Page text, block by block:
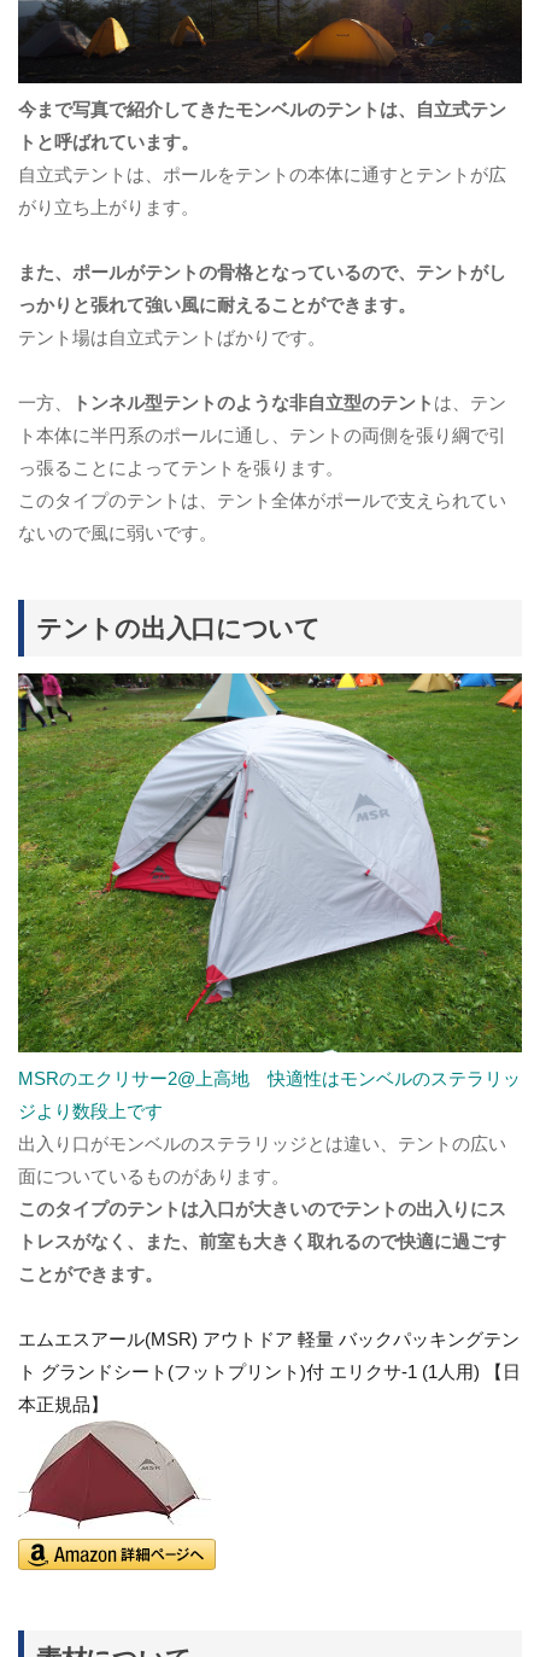
今まで写真で紹介してきたモンベルのテントは、自立式テン
トと呼ばれています。
自立式テントは、ポールをテントの本体に通すとテントが広
がり立ち上がります。
また、ポールがテントの骨格となっているので、テントがし
っかりと張れて強い風に耐えることができます。
テント場は自立式テントばかりです。
一方、 トンネル型テントのような非自立型のテント は、テン
ト本体に半円系のポールに通し、テントの両側を張り綱で引
っ張ることによってテントを張ります。
このタイプのテントは、テント全体がポールで支えられてい
ないので風に弱いです。
テントの出入口について
MSRのエクリサー2@上高地 快適性はモンベルのステラリッ
ジより数段上です
出入り口がモンベルのステラリッジとは違い、テントの広い
面についているものがあります。
このタイプのテントは入口が大きいのでテントの出入りにス
トレスがなく、また、前室も大きく取れるので快適に過ごす
ことができます。
エムエスアール(MSR) アウトドア 軽量 バックパッキングテン
ト グランドシート(フットプリント)付 エリクサ-1 (1人用) 【日
本正規品】